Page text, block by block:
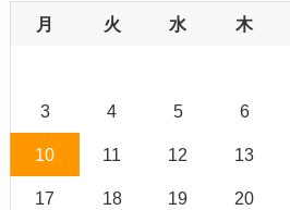
月 火 水 木
3 4 5 6
10 11 12 13
17 18 19 20